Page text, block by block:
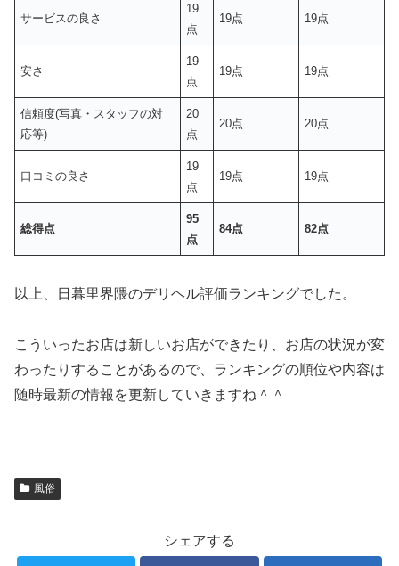
サービスの良さ
19
点
19点 19点
安さ
19
点
19点 19点
信頼度(写真・スタッフの対
応等)
20
点
20点 20点
口コミの良さ
19
点
19点 19点
総得点
95
点
84点 82点
以上、日暮里界隈のデリヘル評価ランキングでした。
こういったお店は新しいお店ができたり、お店の状況が変
わったりすることがあるので、ランキングの順位や内容は
随時最新の情報を更新していきますね＾＾
風俗
シェアする